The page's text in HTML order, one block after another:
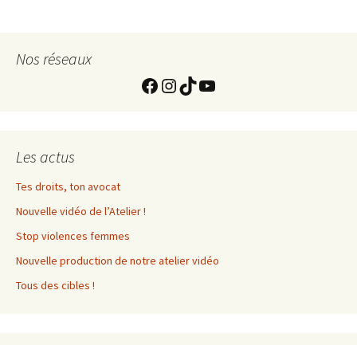
l'article
Nos réseaux
https://
Instagram
TikTokYouTube
Les actus
Tes droits, ton avocat
Nouvelle vidéo de l’Atelier !
Stop violences femmes
Nouvelle production de notre atelier vidéo
Tous des cibles !